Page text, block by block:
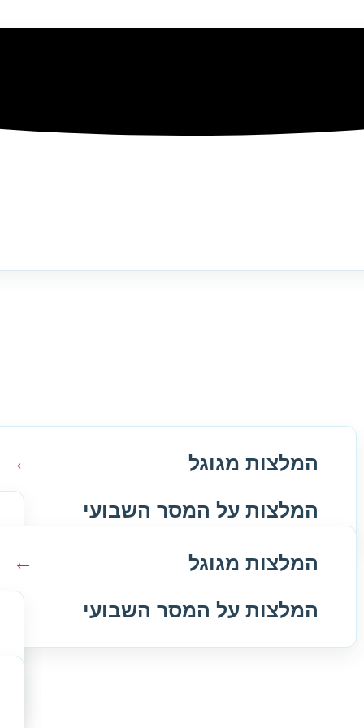
המלצות מגוגל
המלצות על המסר השבועי
המלצות מגוגל
המלצות על המסר השבועי